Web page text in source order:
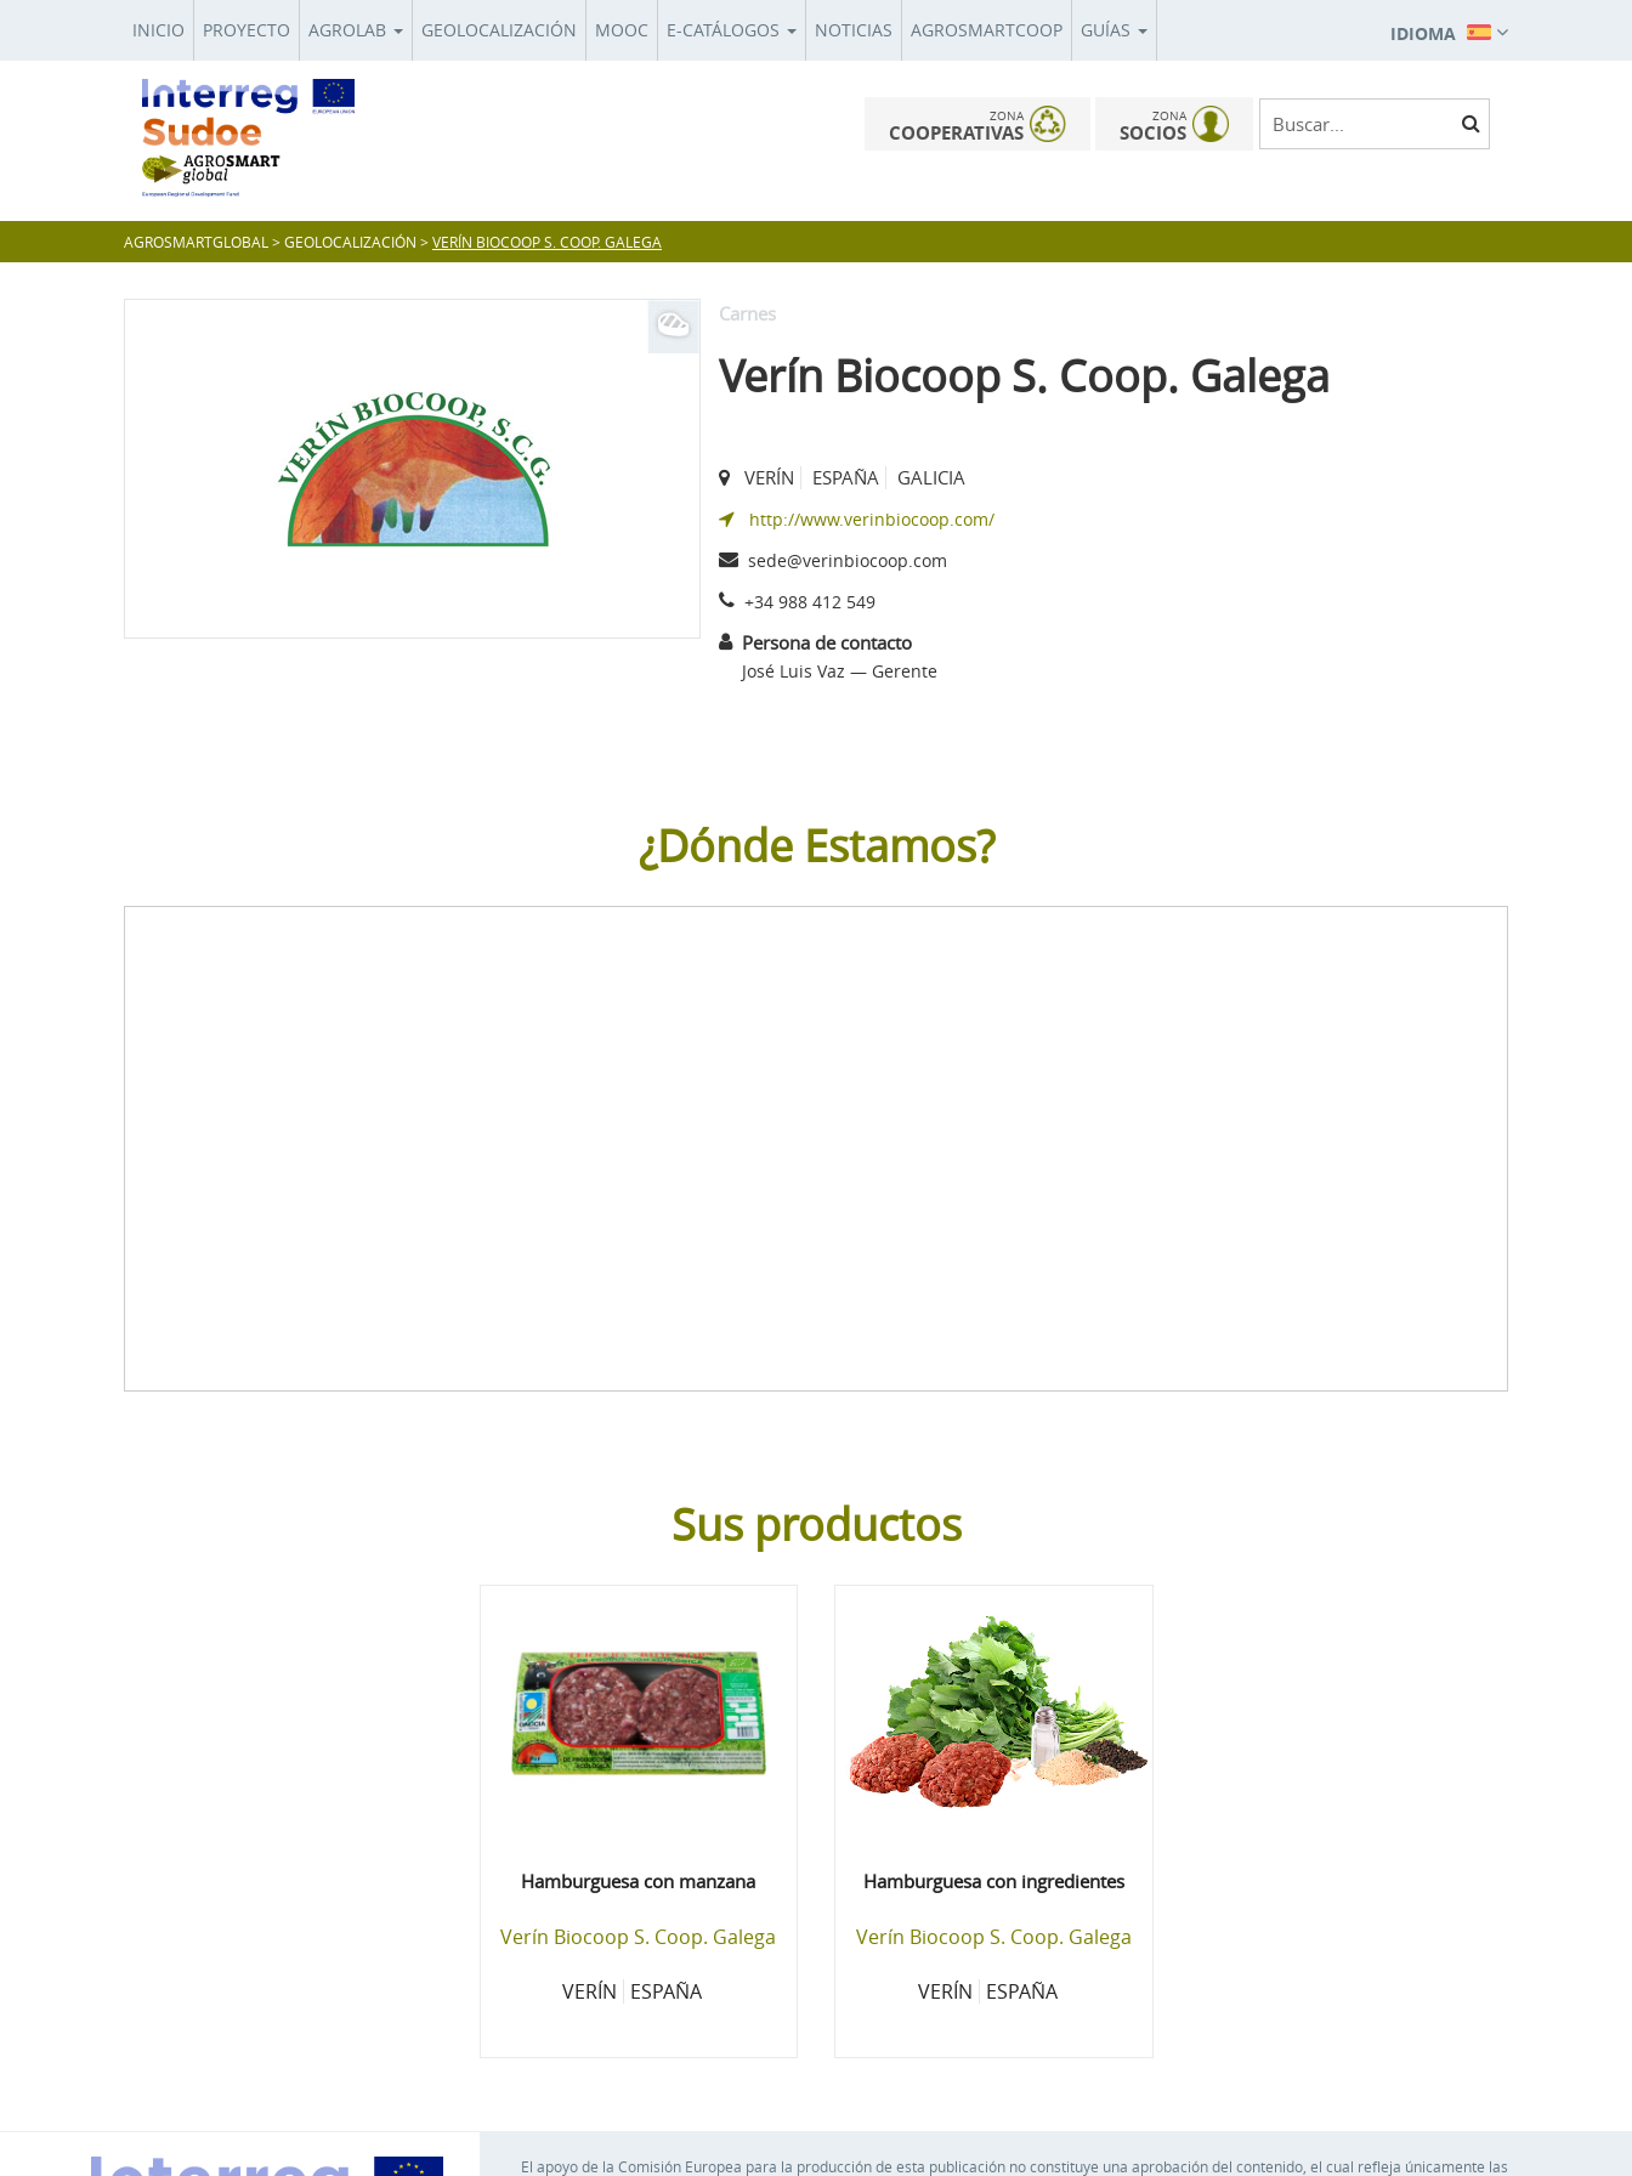
INICIO PROYECTO AGROLAB GEOLOCALIZACIÓN MOOC E-CATÁLOGOS NOTICIAS AGROSMARTCOOP GUÍAS IDIOMA
ZONA
COOPERATIVAS
ZONA
SOCIOS
AGROSMARTGLOBAL >GEOLOCALIZACIÓN >VERÍN BIOCOOP S. COOP. GALEGA
Carnes
Verín Biocoop S. Coop. Galega
VERÍN ESPAÑA GALICIA
http://www.verinbiocoop.com/
sede@verinbiocoop.com
+34 988 412 549
Persona de contacto
José Luis Vaz — Gerente
¿Dónde Estamos?
Sus productos
Hamburguesa con manzana
Verín Biocoop S. Coop. Galega
VERÍN ESPAÑA
Hamburguesa con ingredientes
Verín Biocoop S. Coop. Galega
VERÍN ESPAÑA
El apoyo de la Comisión Europea para la producción de esta publicación no constituye una aprobación del contenido, el cual refleja únicamente las